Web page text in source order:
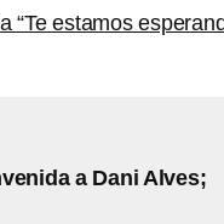
“Te estamos
a Dani Alves;